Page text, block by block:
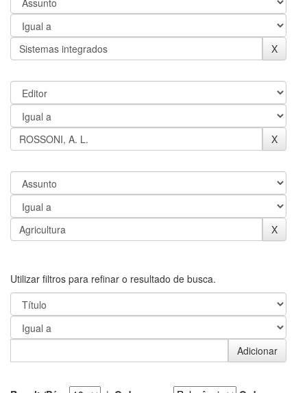
Utilizar filtros para refinar o resultado de busca.